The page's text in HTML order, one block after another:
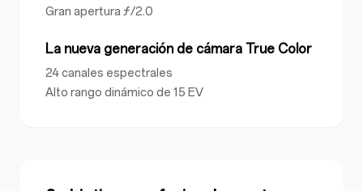
Gran apertura ƒ/2.0
La nueva generación de cámara True Color
24 canales espectrales
Alto rango dinámico de 15 EV